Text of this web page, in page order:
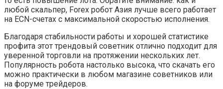
любой скальпер, Forex робот Азия лучше всего работает
на ECN-счетах с максимальной скоростью исполнения.
Благодаря стабильности работы и хорошей статистике
профита этот трендовый советник отлично подходит для
уверенной торговли на протяжении нескольких лет.
Популярность робота настолько высока, что скачать его
можно практически в любом магазине советников или
на форуме трейдеров.